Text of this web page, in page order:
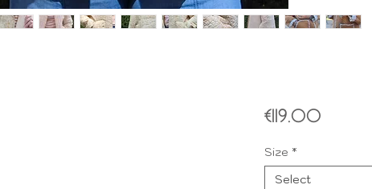
€119.00Price
Size *
Select